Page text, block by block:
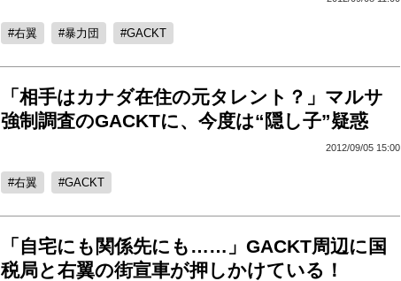
右翼 暴力団 GACKT
「相手はカナダ在住の元タレント？」マルサ
強制調査のGACKTに、今度は“隠し子”疑惑
2012/09/05 15:00
右翼 GACKT
「自宅にも関係先にも……」GACKT周辺に国
税局と右翼の街宣車が押しかけている！